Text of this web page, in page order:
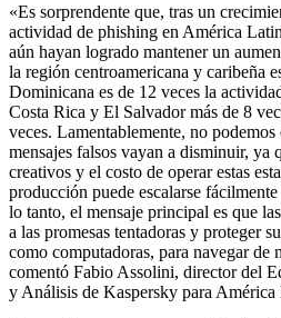
«Es sorprendente que, tras un
actividad de phishing en América
aún hayan logrado mantener un
la región centroamericana y caribeña
Dominicana es de 12 veces la
Costa Rica y El Salvador más de 8
veces. Lamentablemente, no
mensajes falsos vayan a disminuir, ya
creativos y el costo de operar estas
producción puede escalarse
lo tanto, el mensaje principal es que
a las promesas tentadoras y proteger
como computadoras, para navegar de
comentó Fabio Assolini, director del
y Análisis de Kaspersky para América